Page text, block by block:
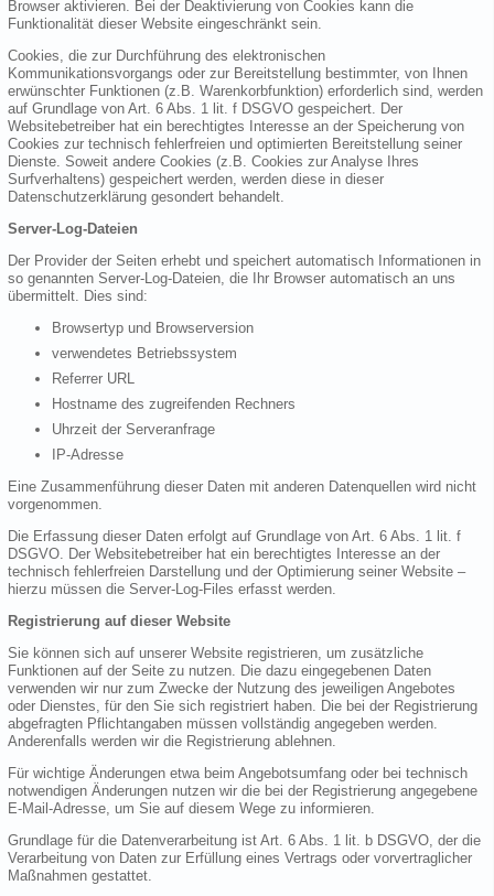
Browser aktivieren. Bei der Deaktivierung von Cookies kann die
Funktionalität dieser Website eingeschränkt sein.
Cookies, die zur Durchführung des elektronischen
Kommunikationsvorgangs oder zur Bereitstellung bestimmter, von Ihnen
erwünschter Funktionen (z.B. Warenkorbfunktion) erforderlich sind, werden
auf Grundlage von Art. 6 Abs. 1 lit. f DSGVO gespeichert. Der
Websitebetreiber hat ein berechtigtes Interesse an der Speicherung von
Cookies zur technisch fehlerfreien und optimierten Bereitstellung seiner
Dienste. Soweit andere Cookies (z.B. Cookies zur Analyse Ihres
Surfverhaltens) gespeichert werden, werden diese in dieser
Datenschutzerklärung gesondert behandelt.
Server-Log-Dateien
Der Provider der Seiten erhebt und speichert automatisch Informationen in
so genannten Server-Log-Dateien, die Ihr Browser automatisch an uns
übermittelt. Dies sind:
Browsertyp und Browserversion
verwendetes Betriebssystem
Referrer URL
Hostname des zugreifenden Rechners
Uhrzeit der Serveranfrage
IP-Adresse
Eine Zusammenführung dieser Daten mit anderen Datenquellen wird nicht
vorgenommen.
Die Erfassung dieser Daten erfolgt auf Grundlage von Art. 6 Abs. 1 lit. f
DSGVO. Der Websitebetreiber hat ein berechtigtes Interesse an der
technisch fehlerfreien Darstellung und der Optimierung seiner Website –
hierzu müssen die Server-Log-Files erfasst werden.
Registrierung auf dieser Website
Sie können sich auf unserer Website registrieren, um zusätzliche
Funktionen auf der Seite zu nutzen. Die dazu eingegebenen Daten
verwenden wir nur zum Zwecke der Nutzung des jeweiligen Angebotes
oder Dienstes, für den Sie sich registriert haben. Die bei der Registrierung
abgefragten Pflichtangaben müssen vollständig angegeben werden.
Anderenfalls werden wir die Registrierung ablehnen.
Für wichtige Änderungen etwa beim Angebotsumfang oder bei technisch
notwendigen Änderungen nutzen wir die bei der Registrierung angegebene
E-Mail-Adresse, um Sie auf diesem Wege zu informieren.
Grundlage für die Datenverarbeitung ist Art. 6 Abs. 1 lit. b DSGVO, der die
Verarbeitung von Daten zur Erfüllung eines Vertrags oder vorvertraglicher
Maßnahmen gestattet.